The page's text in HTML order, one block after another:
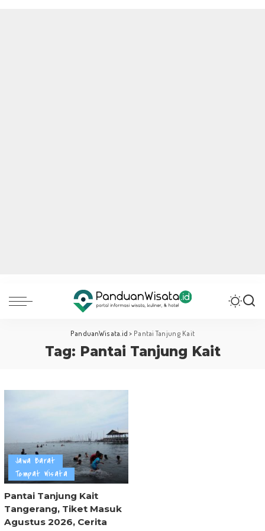
PanduanWisata.id > Pantai Tanjung Kait
Tag: Pantai Tanjung Kait
Jawa Barat
Tempat Wisata
Pantai Tanjung Kait
Tangerang, Tiket Masuk
Agustus 2026, Cerita